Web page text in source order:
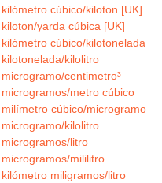
kilómetro cúbico/kiloton [UK]
kiloton/yarda cúbica [UK]
kilómetro cúbico/kilotonelada
kilotonelada/kilolitro
microgramo/centimetro³
microgramos/metro cúbico
milímetro cúbico/microgramo
microgramo/kilolitro
microgramos/litro
microgramos/mililitro
kilómetro miligramos/litro